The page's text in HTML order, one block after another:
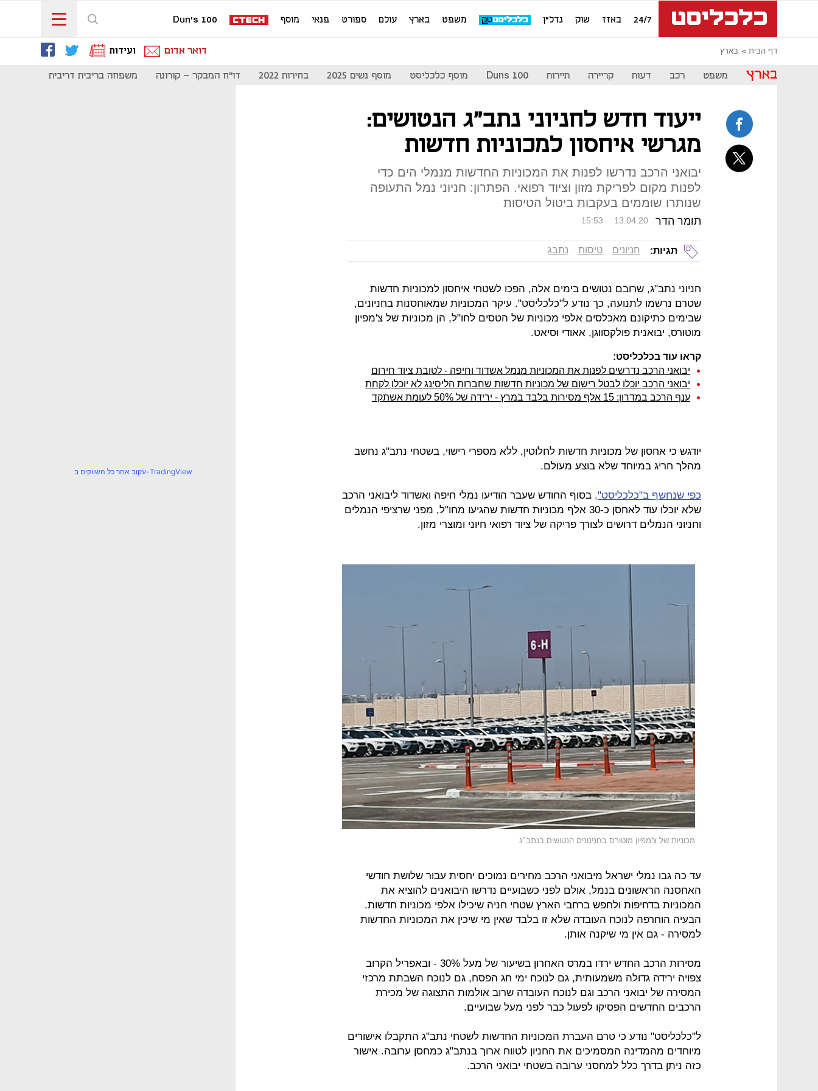
24/7 באזז שוק נדל"ן משפט בארץ עולם ספורט פנאי מוסף Dun's 100
דף הבית בארץ דואר אדום ועידות
בארץ משפט רכב דעות קריירה תיירות Duns 100 מוסף כלכליסט מוסף נשים 2025 בחירות 2022 דו"ח המבקר - קורונה משפחה בריבית דריבית
ייעוד חדש לחניוני נתב"ג הנטושים:
מגרשי איחסון למכוניות חדשות
יבואני הרכב נדרשו לפנות את המכוניות החדשות מנמלי הים כדי
לפנות מקום לפריקת מזון וציוד רפואי. הפתרון: חניוני נמל התעופה
שנותרו שוממים בעקבות ביטול הטיסות
תומר הדר 15:53 13.04.20
תגיות: חניונים טיסות נתבג
חניוני נתב"ג, שרובם נטושים בימים אלה, הפכו לשטחי איחסון למכוניות חדשות
שטרם נרשמו לתנועה, כך נודע ל"כלכליסט". עיקר המכוניות שמאוחסנות בחניונים,
שבימים כתיקונם מאכלסים אלפי מכוניות של הטסים לחו"ל, הן מכוניות של צ'מפיון
מוטורס, יבואנית פולקסווגן, אאודי וסיאט.
קראו עוד בכלכליסט:
יבואני הרכב נדרשים לפנות את המכוניות מנמל אשדוד וחיפה - לטובת ציוד חירום
יבואני הרכב יוכלו לבטל רישום של מכוניות חדשות שחברות הליסינג לא יוכלו לקחת
ענף הרכב במדרון: 15 אלף מסירות בלבד במרץ - ירידה של 50% לעומת אשתקד
יודגש כי אחסון של מכוניות חדשות לחלוטין, ללא מספרי רישוי, בשטחי נתב"ג נחשב
מהלך חריג במיוחד שלא בוצע מעולם.
כפי שנחשף ב"כלכליסט", בסוף החודש שעבר הודיעו נמלי חיפה ואשדוד ליבואני הרכב
שלא יוכלו עוד לאחסן כ-30 אלף מכוניות חדשות שהגיעו מחו"ל, מפני שרציפי הנמלים
וחניוני הנמלים דרושים לצורך פריקה של ציוד רפואי חיוני ומוצרי מזון.
מכוניות של צ'מפיון מוטורס בחנינונים הנטושים בנתב"ג
עד כה גבו נמלי ישראל מיבואני הרכב מחירים נמוכים יחסית עבור שלושת חודשי
האחסנה הראשונים בנמל, אולם לפני כשבועיים נדרשו היבואנים להוציא את
המכוניות בדחיפות ולחפש ברחבי הארץ שטחי חניה שיכילו אלפי מכוניות חדשות.
הבעיה הוחרפה לנוכח העובדה שלא זו בלבד שאין מי שיכין את המכוניות החדשות
למסירה - גם אין מי שיקנה אותן.
מסירות הרכב החדש ירדו במרס האחרון בשיעור של מעל 30% - ובאפריל הקרוב
צפויה ירידה גדולה משמעותית, גם לנוכח ימי חג הפסח, גם לנוכח השבתת מרכזי
המסירה של יבואני הרכב וגם לנוכח העובדה שרוב אולמות התצוגה של מכירת
הרכבים החדשים הפסיקו לפעול כבר לפני מעל שבועיים.
ל"כלכליסט" נודע כי טרם העברת המכוניות החדשות לשטחי נתב"ג התקבלו אישורים
מיוחדים מהמדינה המסמיכים את החניון לטווח ארוך בנתב"ג כמחסן ערובה. אישור
כזה ניתן בדרך כלל למחסני ערובה בשטחי יבואני הרכב.
עקוב אחר כל השווקים ב-TradingView